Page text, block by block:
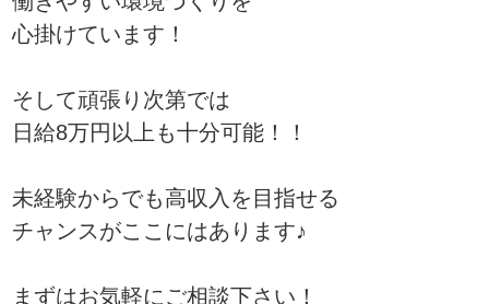
心掛けています！
そして頑張り次第では
日給8万円以上も十分可能！！
未経験からでも高収入を目指せる
チャンスがここにはあります♪
まずはお気軽にご相談下さい！